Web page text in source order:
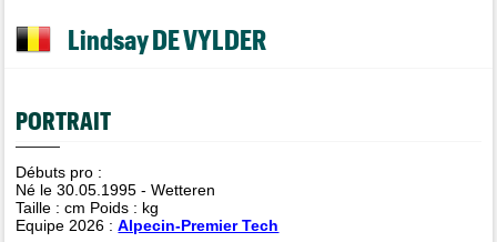
Lindsay DE VYLDER
PORTRAIT
Débuts pro :
Né le 30.05.1995 - Wetteren
Taille :cm Poids : kg
Equipe 2026 :Alpecin-Premier Tech